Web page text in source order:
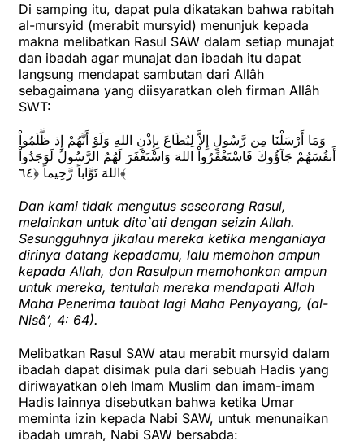
Di samping itu, dapat pula dikatakan bahwa rabitah
al-mursyid (merabit mursyid) menunjuk kepada
makna melibatkan Rasul SAW dalam setiap munajat
dan ibadah agar munajat dan ibadah itu dapat
langsung mendapat sambutan dari Allâh
sebagaimana yang diisyaratkan oleh firman Allâh
SWT:
وَمَا أَرْسَلْنَا مِن رَّسُولٍ إِلاَّ لِيُطَاعَ بِإِذْنِ اللهِ وَلَوْ أَنَّهُمْ إِذ ظَّلَمُواْ
أَنفُسَهُمْ جَآؤُوكَ فَاسْتَغْفَرُواْ اللهَ وَاسْتَغْفَرَ لَهُمُ الرَّسُولُ لَوَجَدُواْ
اللهَ تَوَّاباً رَّحِيماً ﴿٦٤﴾
Dan kami tidak mengutus seseorang Rasul,
melainkan untuk dita`ati dengan seizin Allah.
Sesungguhnya jikalau mereka ketika menganiaya
dirinya datang kepadamu, lalu memohon ampun
kepada Allah, dan Rasulpun memohonkan ampun
untuk mereka, tentulah mereka mendapati Allah
Maha Penerima taubat lagi Maha Penyayang, (al-
Nisâ’, 4: 64).
Melibatkan Rasul SAW atau merabit mursyid dalam
ibadah dapat disimak pula dari sebuah Hadis yang
diriwayatkan oleh Imam Muslim dan imam-imam
Hadis lainnya disebutkan bahwa ketika Umar
meminta izin kepada Nabi SAW, untuk menunaikan
ibadah umrah, Nabi SAW bersabda: